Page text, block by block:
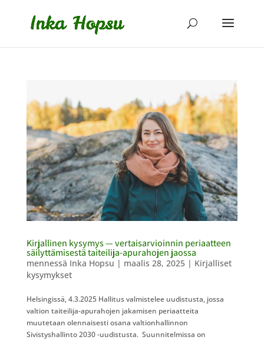
Kirjallinen kysymys — vertaisarvioinnin periaatteen
säilyttämisestä taiteilija-apurahojen jaossa
mennessä Inka Hopsu | maalis 28, 2025| Kirjalliset
kysymykset
Helsingissä, 4.3.2025 Hallitus valmistelee uudistusta, jossa
valtion taiteilija-apurahojen jakamisen periaatteita
muutetaan olennaisesti osana valtionhallinnon
Sivistyshallinto 2030 -uudistusta. Suunnitelmissa on